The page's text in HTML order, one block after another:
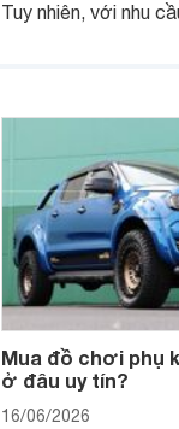
Tuy nhiên, với nhu
không, dùng được
Mua đồ chơi phụ
ở đâu uy tín?
16/06/2026